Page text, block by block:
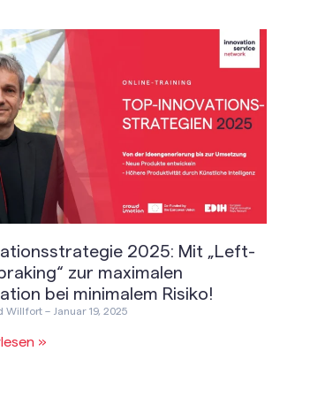
2025: Mit „Left-
zur maximalen
bei minimalem Risiko!
Willfort Januar 19, 2025
»